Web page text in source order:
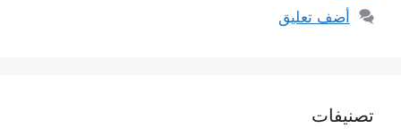
أضف تعليق
تصنيفات